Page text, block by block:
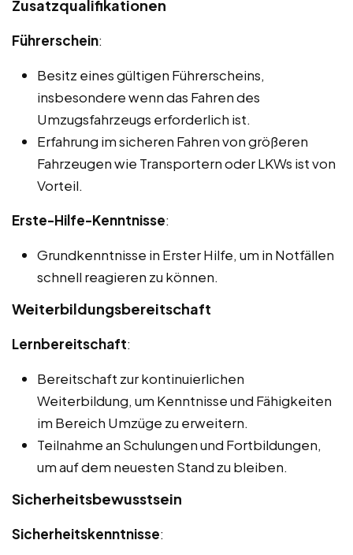
Zusatzqualifikationen
Führerschein:
Besitz eines gültigen Führerscheins,
insbesondere wenn das Fahren des
Umzugsfahrzeugs erforderlich ist.
Erfahrung im sicheren Fahren von größeren
Fahrzeugen wie Transportern oder LKWs ist von
Vorteil.
Erste-Hilfe-Kenntnisse:
Grundkenntnisse in Erster Hilfe, um in Notfällen
schnell reagieren zu können.
Weiterbildungsbereitschaft
Lernbereitschaft:
Bereitschaft zur kontinuierlichen
Weiterbildung, um Kenntnisse und Fähigkeiten
im Bereich Umzüge zu erweitern.
Teilnahme an Schulungen und Fortbildungen,
um auf dem neuesten Stand zu bleiben.
Sicherheitsbewusstsein
Sicherheitskenntnisse: